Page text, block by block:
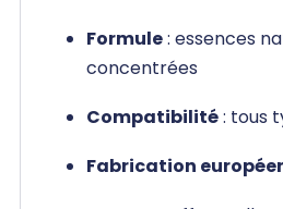
Formule: essences
concentrées
Compatibilité: tous
Fabrication